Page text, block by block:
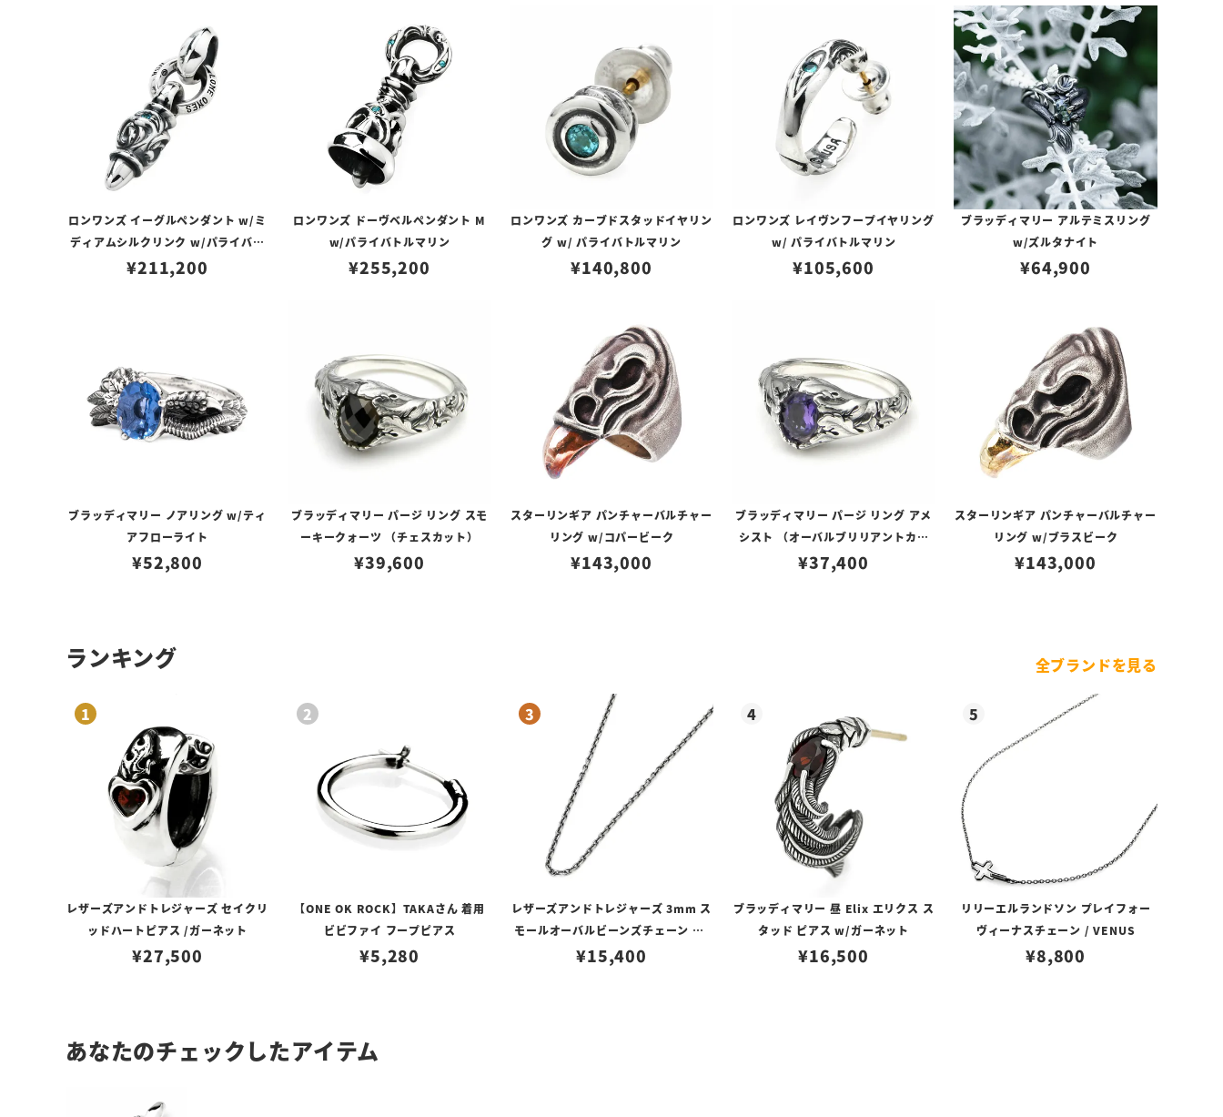
ロンワンズ イーグルペンダント w/ミ
ディアムシルクリンク w/パライバト
ルマリン
¥211,200
ロンワンズ ドーヴベルペンダント M
w/パライバトルマリン
¥255,200
ロンワンズ カーブドスタッドイヤリン
グ w/ パライバトルマリン
¥140,800
ロンワンズ レイヴンフープイヤリング
w/ パライバトルマリン
¥105,600
ブラッディマリー アルテミスリング
w/ズルタナイト
¥64,900
ブラッディマリー ノアリング w/ティ
アフローライト
¥52,800
ブラッディマリー パージ リング スモ
ーキークォーツ （チェスカット）
¥39,600
スターリンギア パンチャーバルチャー
リング w/コパービーク
¥143,000
ブラッディマリー パージ リング アメ
シスト （オーバルブリリアントカッ
ト）
¥37,400
スターリンギア パンチャーバルチャー
リング w/ブラスビーク
¥143,000
ランキング 全ブランドを見る
レザーズアンドトレジャーズ セイクリ
ッドハートピアス /ガーネット
¥27,500
【ONE OK ROCK】TAKAさん 着用
ビビファイ フープピアス
¥5,280
レザーズアンドトレジャーズ 3mm ス
モールオーバルビーンズチェーン w/
ロブスタークラスプ＆LTロゴプレート
¥15,400
ブラッディマリー 昼 Elix エリクス ス
タッド ピアス w/ガーネット
¥16,500
リリーエルランドソン プレイフォー
ヴィーナスチェーン / VENUS
¥8,800
あなたのチェックしたアイテム